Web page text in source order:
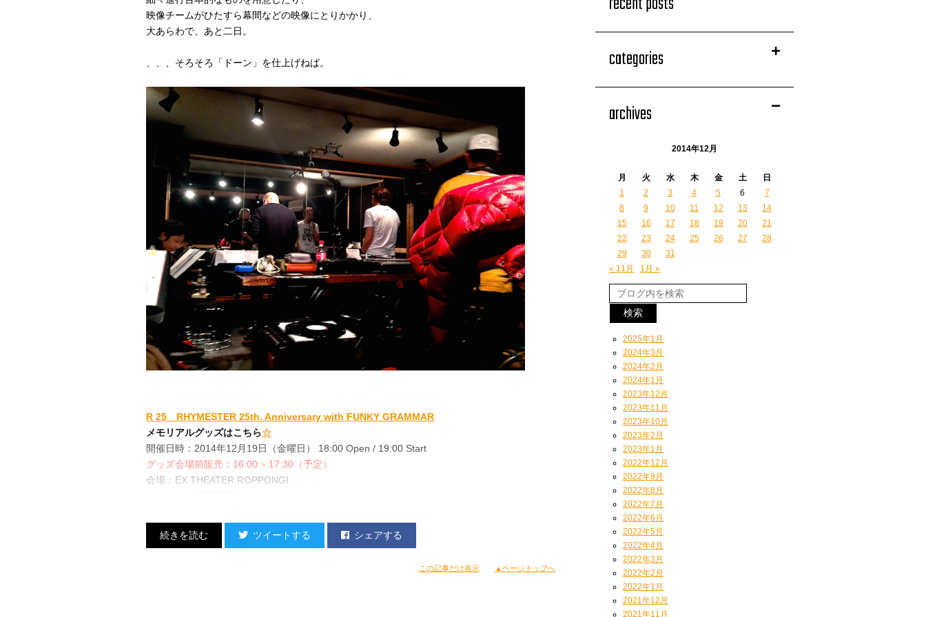
映像チームがひたすら幕間などの映像にとりかかり、
大あらわで、あと二日。
、、、そろそろ「ドーン」を仕上げねば。
R 25 RHYMESTER 25th. Anniversary with FUNKY GRAMMAR
メモリアルグッズはこちら☆
開催日時：2014年12月19日（金曜日） 18:00 Open / 19:00 Start
グッズ会場前販売：16:00 ~ 17:30（予定）
会場：EX THEATER ROPPONGI
■ B1F（指定席） 5,300円（税込）
ご入場の際にドリンク代・別途500円が必要となります
ツイートする シェアする
この記事だけ表示 ▲ページトップへ
categories
archives
2014年12月
月 火 水 木 金 土
日
1
2 3 4 5 6
7
8
9 10 11 12 13
14
15
16 17 18 19 20
21
22
23 24 25 26 27
28
29
30
31
« 11月
1月 »
2025年1月
2024年3月
2024年2月
2024年1月
2023年12月
2023年11月
2023年10月
2023年2月
2023年1月
2022年12月
2022年9月
2022年8月
2022年7月
2022年6月
2022年5月
2022年4月
2022年3月
2022年2月
2022年1月
2021年12月
2021年11月